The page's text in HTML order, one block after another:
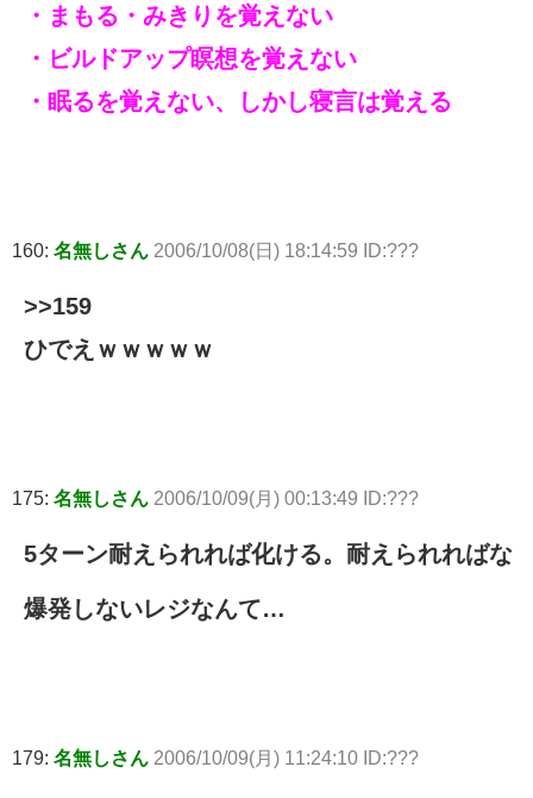
・まもる・みきりを覚えない
・ビルドアップ瞑想を覚えない
・眠るを覚えない、しかし寝言は覚える
160: 名無しさん 2006/10/08(日) 18:14:59 ID:???
>>159
ひでえｗｗｗｗｗ
175: 名無しさん 2006/10/09(月) 00:13:49 ID:???
5ターン耐えられれば化ける。耐えられればな
爆発しないレジなんて…
179: 名無しさん 2006/10/09(月) 11:24:10 ID:???